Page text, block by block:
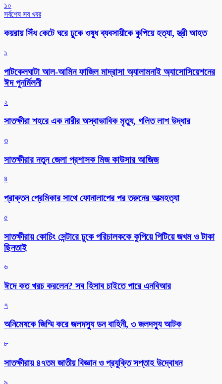
১০
সর্বশেষ সব খবর
কয়রায় সিঁধ কেটে ঘরে ঢুকে ওষুধ ব্যবসায়ীকে কুপিয়ে হত্যা, স্ত্রী আহত
১
পাটকেলঘাটা আল-আমিন ফাজিল মাদ্রাসা অ্যালামনাই অ্যাসোসিয়েশনের
ঈদ পুনর্মিলনী
২
সাতক্ষীরা শহরে এক নারীর অস্বাভাবিক মৃত্যু, গলিত লাশ উদ্ধার
৩
সাতক্ষীরার নতুন জেলা প্রশাসক মিজ কাউসার আজিজ
৪
প্রাক্তন প্রেমিকার সাথে ফোনালাপের পর তরুনের আত্মহত্যা
৫
সাতক্ষীরায় কোচিং সেন্টারে ঢুকে পরিচালককে কুপিয়ে পিটিয়ে জখম ও টাকা
ছিনতাই
৬
ঈদে কত খরচ করলেন? সব হিসাব চাইতে পারে এনবিআর
৭
অনিমেষকে জিম্মি করে জলদস্যু ডন বাহিনী, ৩ জলদস্যু আটক
৮
সাতক্ষীরায় ৪৭তম জাতীয় বিজ্ঞান ও প্রযুক্তি সপ্তাহ উদ্বোধন
৯